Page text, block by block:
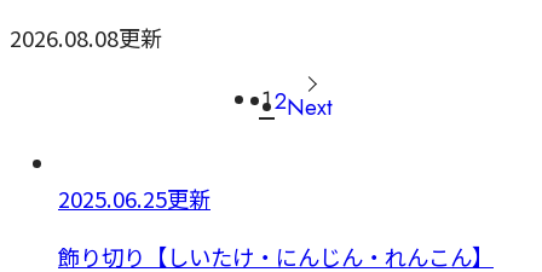
2026.08.08更新
12Next
2025.06.25更新
飾り切り【しいたけ・にんじん・れんこん】